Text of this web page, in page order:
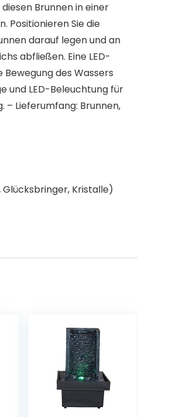
Brunnen in einer
Positionieren Sie die
darauf legen und an
abfließen. Eine LED-
des Wassers
und LED-Beleuchtung für
– Lieferumfang: Brunnen,
Kristalle)